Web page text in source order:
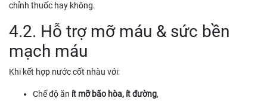
chỉnh thuốc hay không.
4.2. Hỗ trợ mỡ máu & sức bền
mạch máu
Khi kết hợp nước cốt nhàu với:
Chế độ ăn ít mỡ bão hòa, ít đường,